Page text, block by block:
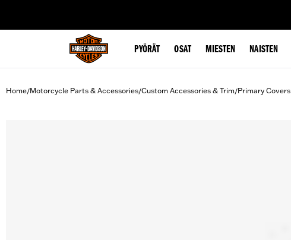
PYÖRÄT OSAT MIESTEN NAISTEN
Home/Motorcycle Parts & Accessories/Custom Accessories & Trim/Primary Covers